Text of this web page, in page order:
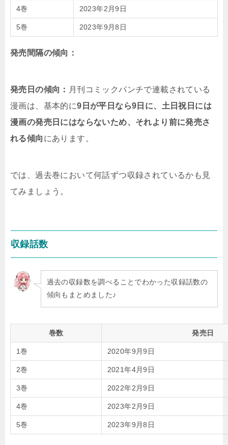
4巻 2023年2月9日
5巻 2023年9月8日
発売間隔の傾向：
発売日の傾向： 月刊コミックパンチで連載されている
漫画は、基本的に9日 が平日なら9日に、土日祝日には
漫画の発売日にはならないため、それより前に発売さ
れる傾向 にあります。
では、過去巻において何話ずつ収録されているかも見
てみましょう。
収録話数
過去の収録数を調べることでわかった収録話数の
傾向もまとめました♪
巻数 発売日
1巻 2020年9月9日
2巻 2021年4月9日
3巻 2022年2月9日
4巻 2023年2月9日
5巻 2023年9月8日